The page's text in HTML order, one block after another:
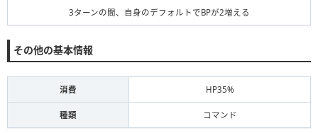
3ターンの間、自身のデフォルトでBPが2増える
その他の基本情報
消費 HP35%
種類 コマンド